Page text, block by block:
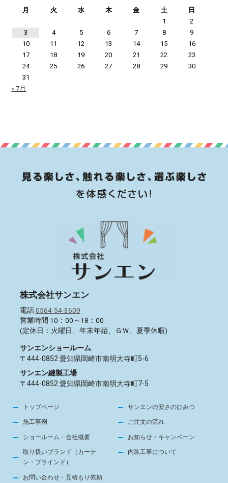
月
火 水 木 金 土
日
1
2
3
4 5 6 7 8
9
10
11 12 13 14 15
16
17
18 19 20 21 22
23
24
25 26 27 28 29
30
31
« 7月
株式会社サンエン
電話0564-54-3609
営業時間 10：00～18：00
(定休日：火曜日、年末年始、ＧＷ、夏季休暇)
サンエンショールーム
〒444-0852 愛知県岡崎市南明大寺町5-6
サンエン縫製工場
〒444-0852 愛知県岡崎市南明大寺町7-5
トップページ サンエンの安さのひみつ
施工事例 ご注文の流れ
ショールーム・会社概要 お知らせ・キャンペーン
取り扱いブランド（カーテ
ン・ブラインド）
内装工事について
お問い合わせ・見積もり依頼